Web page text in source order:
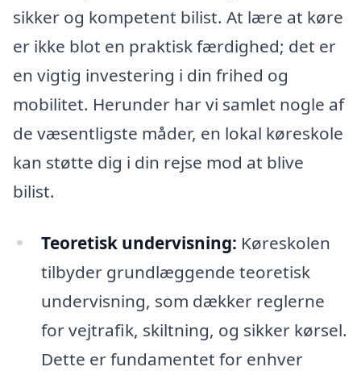
sikker og kompetent bilist. At lære at køre
er ikke blot en praktisk færdighed; det er
en vigtig investering i din frihed og
mobilitet. Herunder har vi samlet nogle af
de væsentligste måder, en lokal køreskole
kan støtte dig i din rejse mod at blive
bilist.
Teoretisk undervisning: Køreskolen
tilbyder grundlæggende teoretisk
undervisning, som dækker reglerne
for vejtrafik, skiltning, og sikker kørsel.
Dette er fundamentet for enhver